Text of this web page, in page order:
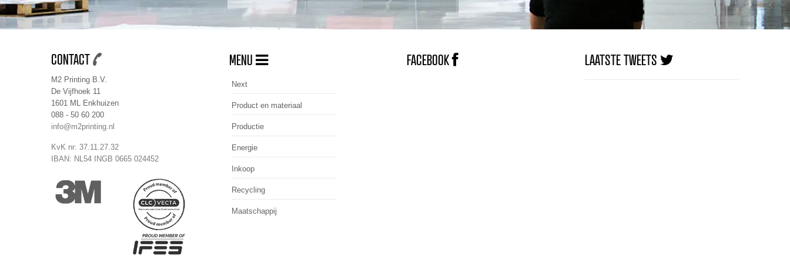
CONTACT
M2 Printing B.V.
De Vijfhoek 11
1601 ML Enkhuizen
088 - 50 60 200
info@m2printing.nl
KvK nr: 37.11.27.32
IBAN: NL54 INGB 0665 024452
MENU
Next
Product en materiaal
Productie
Energie
Inkoop
Recycling
Maatschappij
FACEBOOK LAATSTE TWEETS